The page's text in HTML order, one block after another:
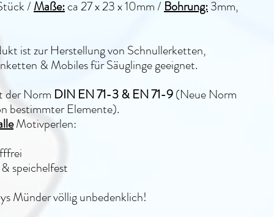
/Maße:ca 27 x 23 x 10mm /Bohrung:3mm,
ist zur Herstellung von Schnullerketten,
& Mobiles für Säuglinge geeignet.
der Norm DIN EN 71-3 & EN 71-9(Neue Norm
bestimmter Elemente).
Motivperlen:
speichelfest
Münder völlig unbedenklich!